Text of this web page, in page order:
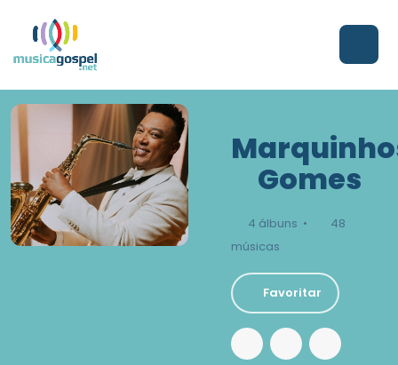
Gomes
4 álbuns •
48
músicas
Favoritar